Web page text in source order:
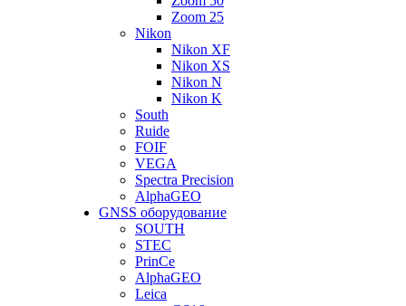
Zoom 25
Nikon
Nikon XF
Nikon XS
Nikon N
Nikon K
South
Ruide
FOIF
VEGA
Spectra Precision
AlphaGEO
GNSS оборудование
SOUTH
STEC
PrinCe
AlphaGEO
Leica